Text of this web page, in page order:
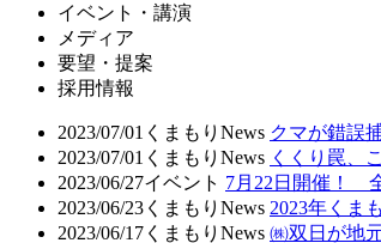
イベント・講演
メディア
要望・提案
採用情報
2023/07/01 くまもりNews クマが錯誤
2023/07/01 くまもりNews くくり罠、
2023/06/27イベント 7月22日開催！
2023/06/23 くまもりNews 2023年くま
2023/06/17 くまもりNews ㈱双日が地